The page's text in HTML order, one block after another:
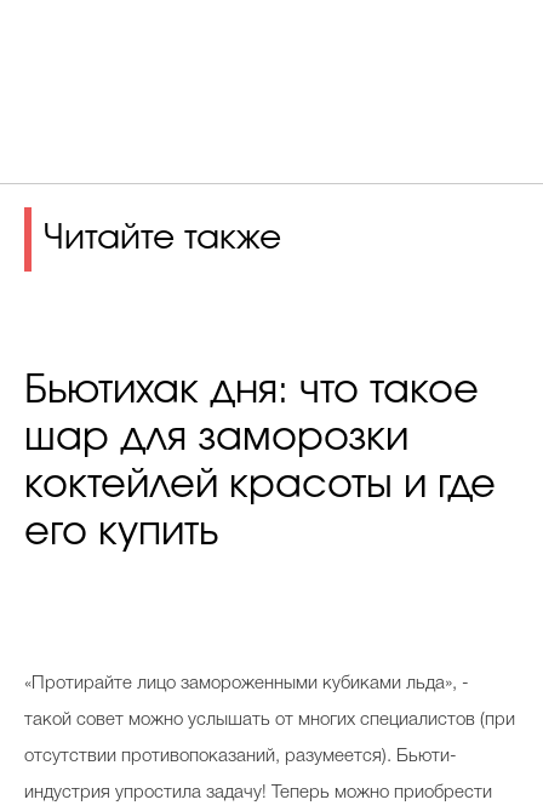
Читайте также
Бьютихак дня: что такое
шар для заморозки
коктейлей красоты и где
его купить
«Протирайте лицо замороженными кубиками льда», -
такой совет можно услышать от многих специалистов (при
отсутствии противопоказаний, разумеется). Бьюти-
индустрия упростила задачу! Теперь можно приобрести